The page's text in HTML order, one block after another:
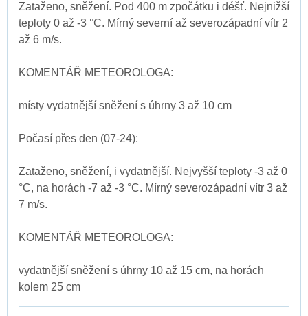
Zataženo, sněžení. Pod 400 m zpočátku i déšť. Nejnižší
teploty 0 až -3 °C. Mírný severní až severozápadní vítr 2
až 6 m/s.
KOMENTÁŘ METEOROLOGA:
místy vydatnější sněžení s úhrny 3 až 10 cm
Počasí přes den (07-24):
Zataženo, sněžení, i vydatnější. Nejvyšší teploty -3 až 0
°C, na horách -7 až -3 °C. Mírný severozápadní vítr 3 až
7 m/s.
KOMENTÁŘ METEOROLOGA:
vydatnější sněžení s úhrny 10 až 15 cm, na horách
kolem 25 cm